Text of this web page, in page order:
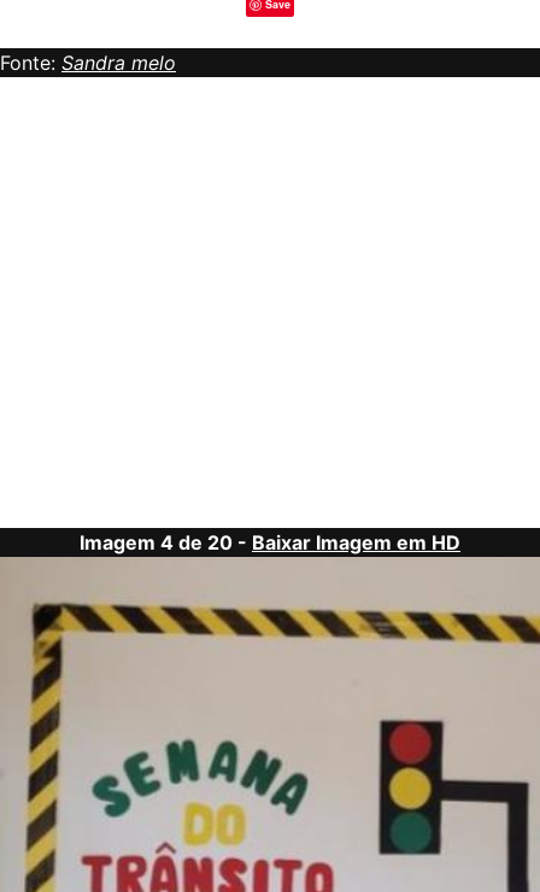
Save
Fonte: Sandra melo
Imagem 4 de 20 - Baixar Imagem em HD